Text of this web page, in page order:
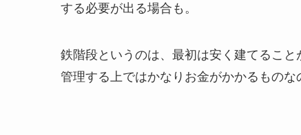
する必要が出る場合も。
鉄階段というのは、最初は安く建てるこ
管理する上ではかなりお金がかかるものな